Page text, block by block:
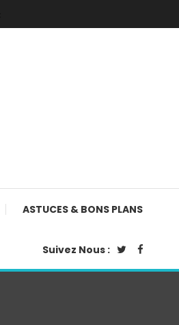
ASTUCES & BONS PLANS
Suivez Nous :